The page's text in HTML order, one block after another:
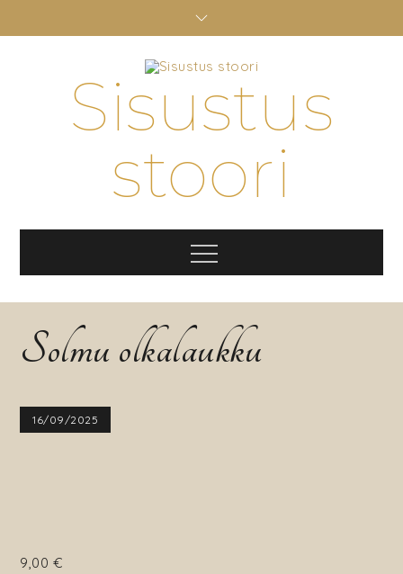
Sisustus
stoori
Menu
Solmu olkalaukku
16/09/2025
9,00 €